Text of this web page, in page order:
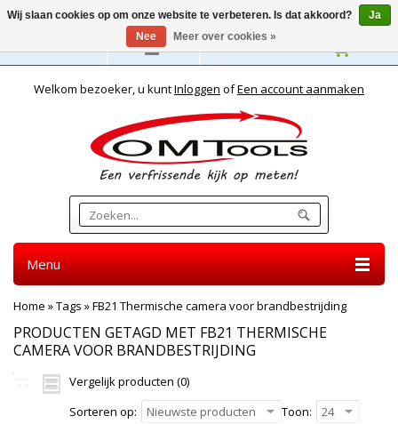
Nederlands
Welkom bezoeker, u kuntInloggen ofEen account aanmaken
Menu
Home »Tags »FB21 Thermische camera voor brandbestrijding
PRODUCTEN GETAGD MET FB21 THERMISCHE
CAMERA VOOR BRANDBESTRIJDING
Vergelijk producten (0)
Sorteren op:
Nieuwste producten Toon: 24
Wij slaan cookies op om onze website te verbeteren. Is dat akkoord?
Ja
Nee
Meer over cookies »